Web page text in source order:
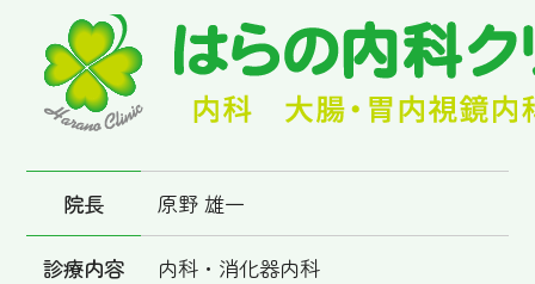
院長 原野 雄一
診療内容 内科・消化器内科